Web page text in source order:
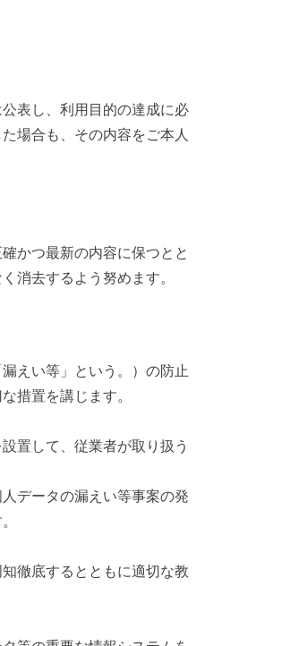
表し、利用目的の達成に必
場合も、その内容をご本人
かつ最新の内容に保つとと
消去するよう努めます。
えい等」という。）の防止
措置を講じます。
置して、従業者が取り扱う
データの漏えい等事案の発
徹底するとともに適切な教